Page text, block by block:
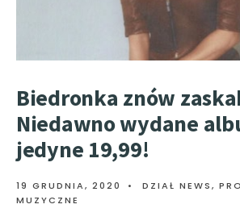
Biedronka znów
Niedawno wydane
jedyne 19,99!
19 GRUDNIA, 2020 • DZIAŁ NEWS,
MUZYCZNE